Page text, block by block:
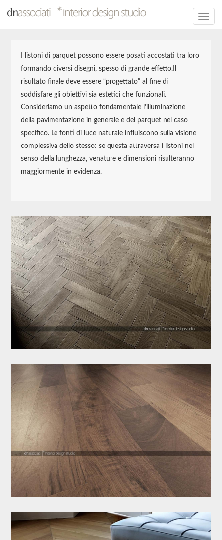
I listoni di parquet possono essere posati accostati tra loro
formando diversi disegni, spesso di grande effetto.Il
risultato finale deve essere “progettato” al fine di
soddisfare gli obiettivi sia estetici che funzionali.
Consideriamo un aspetto fondamentale l’illuminazione
della pavimentazione in generale e del parquet nel caso
specifico. Le fonti di luce naturale influiscono sulla visione
complessiva dello stesso: se questa attraversa i listoni nel
senso della lunghezza, venature e dimensioni risulteranno
maggiormente in evidenza.